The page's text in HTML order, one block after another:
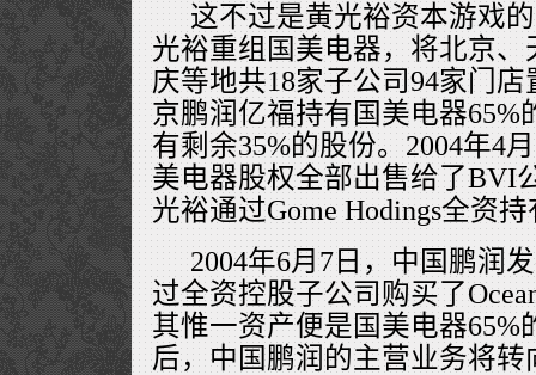
这不过是黄光裕资本游戏
光裕重组国美电器，将北京
庆等地共18家子公司94家门
京鹏润亿福持有国美电器65%
有剩余35%的股份。2004年4
美电器股权全部出售给了BVI
光裕通过Gome Hodings全资
2004年6月7日，中国鹏润
过全资控股子公司购买了
其惟一资产便是国美电器65%
后，中国鹏润的主营业务将转